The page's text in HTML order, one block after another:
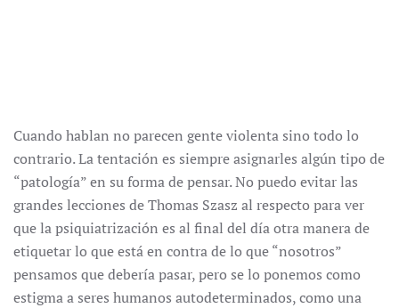
Cuando hablan no parecen gente violenta sino todo lo
contrario. La tentación es siempre asignarles algún tipo de
“patología” en su forma de pensar. No puedo evitar las
grandes lecciones de Thomas Szasz al respecto para ver
que la psiquiatrización es al final del día otra manera de
etiquetar lo que está en contra de lo que “nosotros”
pensamos que debería pasar, pero se lo ponemos como
estigma a seres humanos autodeterminados, como una